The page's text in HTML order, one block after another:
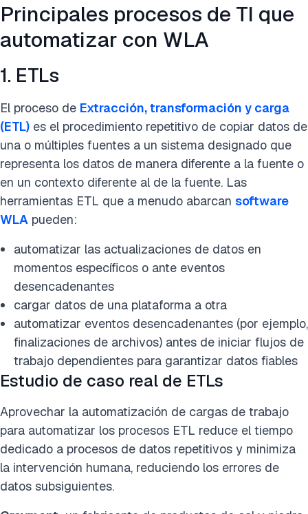
Filtrar
Industria
MineríaTransporte / Envío Cuidado de la salud
Seguro Servicios públicosGobiernoAlimentos / Bebidas
Función empresarial
FinanzasOperaciones
Principales procesos de TI que
automatizar con WLA
1. ETLs
El proceso de Extracción, transformación y carga
(ETL) es el procedimiento repetitivo de copiar datos de
una o múltiples fuentes a un sistema designado que
representa los datos de manera diferente a la fuente o
en un contexto diferente al de la fuente. Las
herramientas ETL que a menudo abarcan software
WLA pueden:
automatizar las actualizaciones de datos en
momentos específicos o ante eventos
desencadenantes
cargar datos de una plataforma a otra
automatizar eventos desencadenantes (por ejemplo,
finalizaciones de archivos) antes de iniciar flujos de
trabajo dependientes para garantizar datos fiables
Estudio de caso real de ETLs
Aprovechar la automatización de cargas de trabajo
para automatizar los procesos ETL reduce el tiempo
dedicado a procesos de datos repetitivos y minimiza
la intervención humana, reduciendo los errores de
datos subsiguientes.